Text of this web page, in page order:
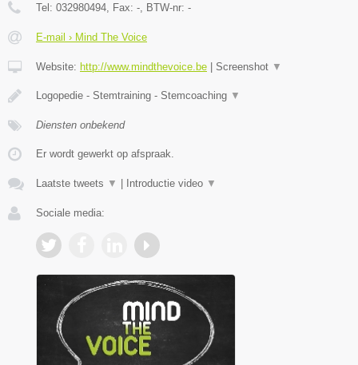
Tel: 032980494 , Fax: - , BTW-nr: -
E-mail › Mind The Voice
Website: http://www.mindthevoice.be | Screenshot ▼
Logopedie - Stemtraining - Stemcoaching ▼
Diensten onbekend
Er wordt gewerkt op afspraak.
Laatste tweets ▼ | Introductie video ▼
Sociale media: